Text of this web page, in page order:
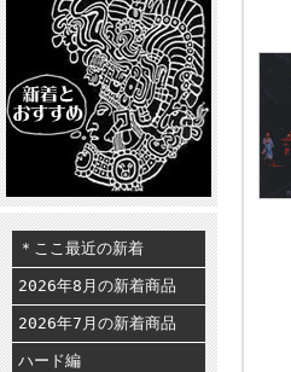
＊ここ最近の新着
2026年8月の新着商品
2026年7月の新着商品
ハード編